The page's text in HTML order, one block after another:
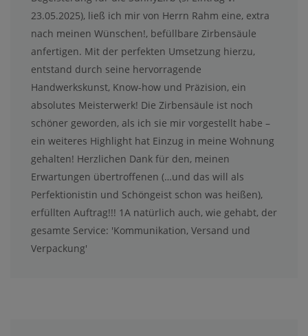
23.05.2025), ließ ich mir von Herrn Rahm eine, extra
nach meinen Wünschen!, befüllbare Zirbensäule
anfertigen. Mit der perfekten Umsetzung hierzu,
entstand durch seine hervorragende
Handwerkskunst, Know-how und Präzision, ein
absolutes Meisterwerk! Die Zirbensäule ist noch
schöner geworden, als ich sie mir vorgestellt habe –
ein weiteres Highlight hat Einzug in meine Wohnung
gehalten! Herzlichen Dank für den, meinen
Erwartungen übertroffenen (…und das will als
Perfektionistin und Schöngeist schon was heißen),
erfüllten Auftrag!!! 1A natürlich auch, wie gehabt, der
gesamte Service: 'Kommunikation, Versand und
Verpackung'